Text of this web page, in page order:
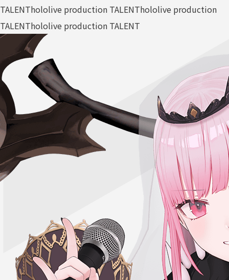
TALENThololive production TALENThololive production
TALENThololive production TALENT